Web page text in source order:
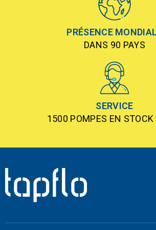
PRÉSENCE
DANS 90 PAYS
SERVICE
1500 POMPES EN STOCK